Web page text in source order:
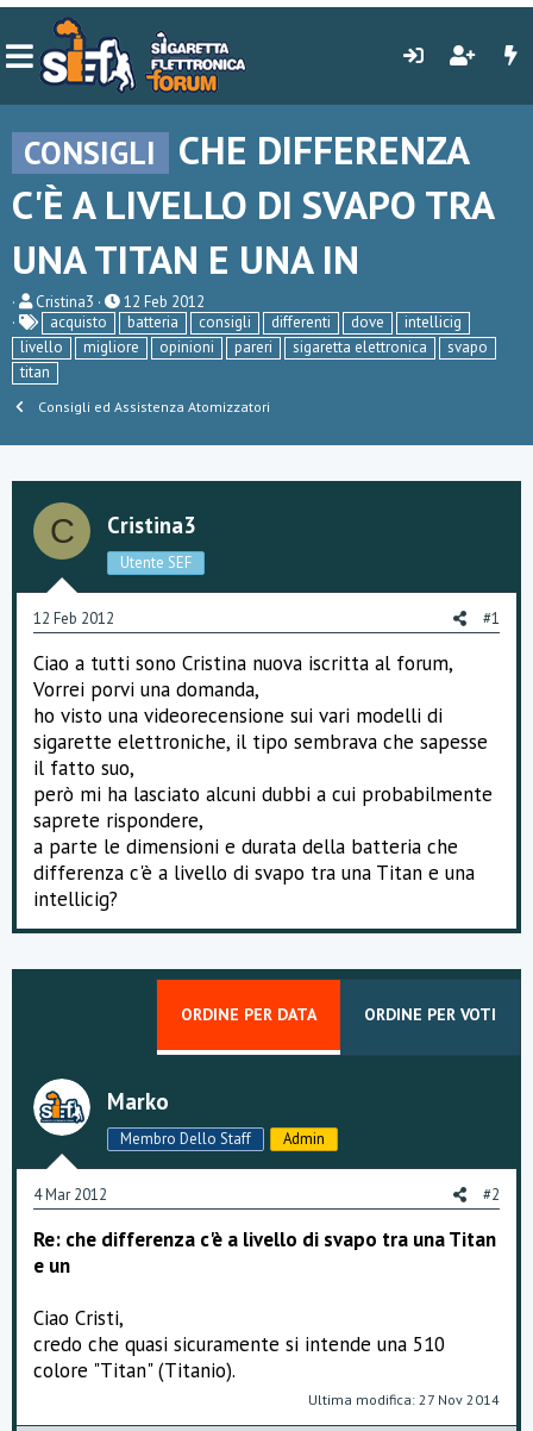
CONSIGLI
CHE DIFFERENZA
C'È A LIVELLO DI SVAPO TRA
UNA TITAN E UNA IN
C
r
e
a
t
c
u
s
n
Cristina3
D
a
t
a
i
12 Feb 2012
acquisto
batteria consigli differenti dove
intellicig
livello
migliore opinioni pareri sigaretta elettronica
svapo
titan
Consigli ed Assistenza Atomizzatori
C Cristina3
Utente SEF
12 Feb 2012 #1
Ciao a tutti sono Cristina nuova iscritta al forum,
Vorrei porvi una domanda,
ho visto una videorecensione sui vari modelli di
sigarette elettroniche, il tipo sembrava che sapesse
il fatto suo,
però mi ha lasciato alcuni dubbi a cui probabilmente
saprete rispondere,
a parte le dimensioni e durata della batteria che
differenza c'è a livello di svapo tra una Titan e una
intellicig?
ORDINE PER DATA ORDINE PER VOTI
Marko
Membro Dello Staff Admin
4 Mar 2012 #2
Re: che differenza c'è a livello di svapo tra una Titan
e un
Ciao Cristi,
credo che quasi sicuramente si intende una 510
colore "Titan" (Titanio).
Ultima modifica: 27 Nov 2014